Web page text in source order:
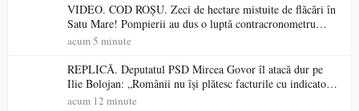
VIDEO. COD ROȘU. Zeci de hectare mistuite de flăcări în
Satu Mare! Pompierii au dus o luptă contracronometru
pentru a salva o pădure de la dezastru
acum 5 minute
REPLICĂ. Deputatul PSD Mircea Govor îl atacă dur pe
Ilie Bolojan: „Românii nu își plătesc facturile cu indicatori
economici”
acum 12 minute